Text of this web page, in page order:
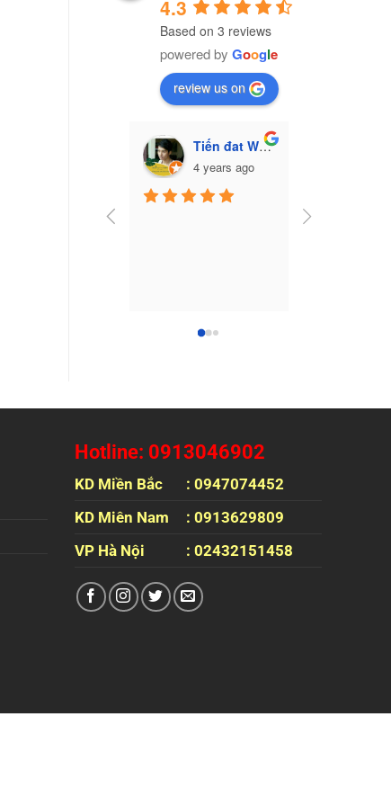
4.3
Based on 3 reviews
powered by Google
review us on
Tiến đat Wasabi (Cú mèo)
4 years ago
Công ty
Hotline: 0913046902
KD Miền Bắc
: 0947074452
KD Miên Nam
: 0913629809
VP Hà Nội
: 02432151458